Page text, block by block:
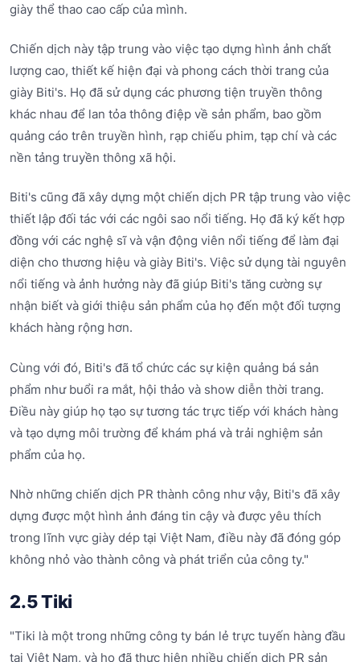
giày thể thao cao cấp của mình.
Chiến dịch này tập trung vào việc tạo dựng hình ảnh chất
lượng cao, thiết kế hiện đại và phong cách thời trang của
giày Biti's. Họ đã sử dụng các phương tiện truyền thông
khác nhau để lan tỏa thông điệp về sản phẩm, bao gồm
quảng cáo trên truyền hình, rạp chiếu phim, tạp chí và các
nền tảng truyền thông xã hội.
Biti's cũng đã xây dựng một chiến dịch PR tập trung vào việc
thiết lập đối tác với các ngôi sao nổi tiếng. Họ đã ký kết hợp
đồng với các nghệ sĩ và vận động viên nổi tiếng để làm đại
diện cho thương hiệu và giày Biti's. Việc sử dụng tài nguyên
nổi tiếng và ảnh hưởng này đã giúp Biti's tăng cường sự
nhận biết và giới thiệu sản phẩm của họ đến một đối tượng
khách hàng rộng hơn.
Cùng với đó, Biti's đã tổ chức các sự kiện quảng bá sản
phẩm như buổi ra mắt, hội thảo và show diễn thời trang.
Điều này giúp họ tạo sự tương tác trực tiếp với khách hàng
và tạo dựng môi trường để khám phá và trải nghiệm sản
phẩm của họ.
Nhờ những chiến dịch PR thành công như vậy, Biti's đã xây
dựng được một hình ảnh đáng tin cậy và được yêu thích
trong lĩnh vực giày dép tại Việt Nam, điều này đã đóng góp
không nhỏ vào thành công và phát triển của công ty."
2.5 Tiki
"Tiki là một trong những công ty bán lẻ trực tuyến hàng đầu
tại Việt Nam, và họ đã thực hiện nhiều chiến dịch PR sản